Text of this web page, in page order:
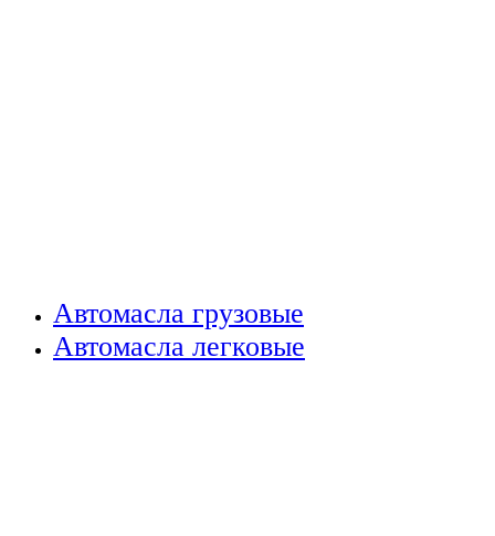
Автомасла грузовые
Автомасла легковые